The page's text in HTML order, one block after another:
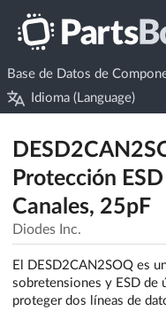
Base de Datos de
Idioma (Language)
Protección
Canales, 25pF
Diodes Inc.
El DESD2CAN2SOQ es
sobretensiones y ESD de
proteger dos líneas de